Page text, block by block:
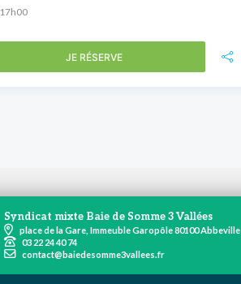
17h00
JE RÉSERVE
Syndicat mixte Baie de Somme 3 Vallées
place de la Gare, Immeuble Garopôle 80100 Abbeville
03 22 24 40 74
contact@baiedesomme3vallees.fr